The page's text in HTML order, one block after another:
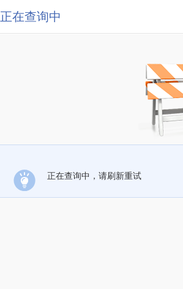
正在查询中
正在查询中，请刷新重试